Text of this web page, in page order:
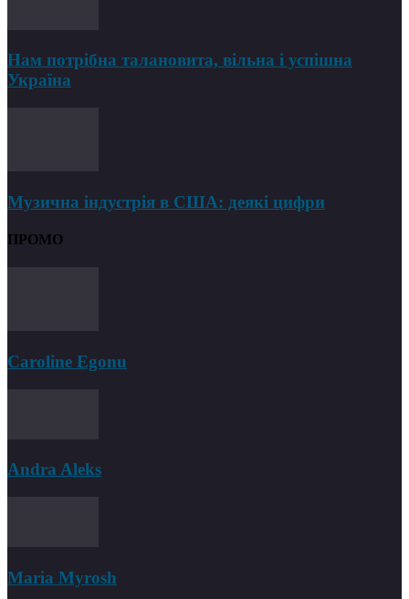
Нам потрібна талановита, вільна і успішна
Україна
Музична індустрія в США: деякі цифри
ПРОМО
Caroline Egonu
Andra Aleks
Maria Myrosh